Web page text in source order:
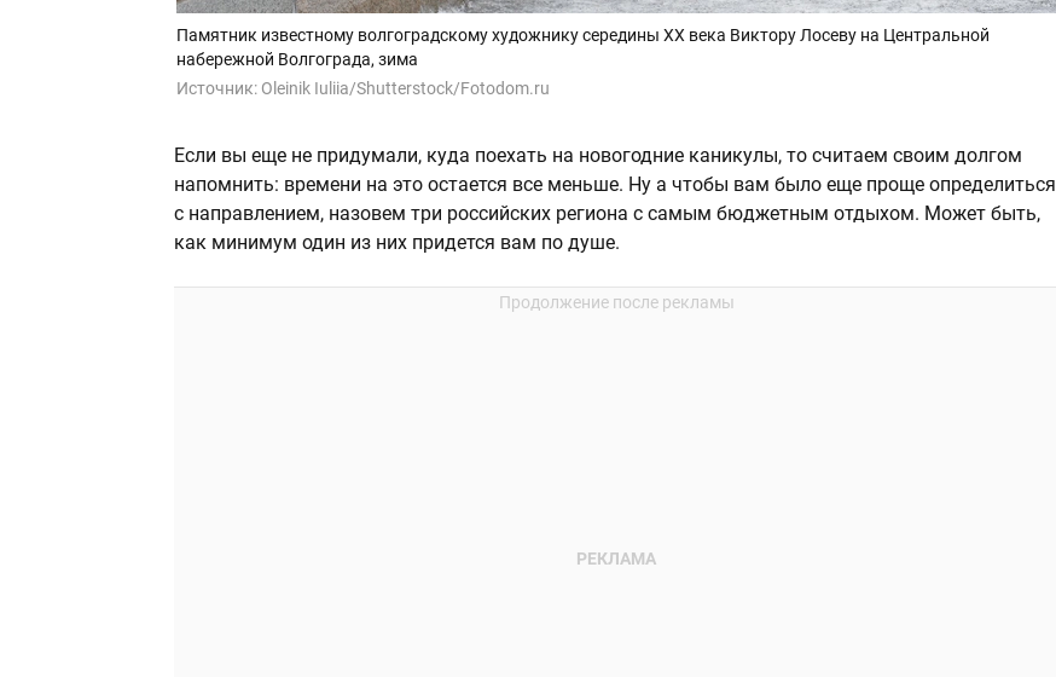
Памятник известному волгоградскому художнику середины XX века Виктору Лосеву на Центральной
набережной Волгограда, зима
Источник: Oleinik Iuliia/Shutterstock/Fotodom.ru
Если вы еще не придумали, куда поехать на новогодние каникулы, то считаем своим долгом
напомнить: времени на это остается все меньше. Ну а чтобы вам было еще проще определиться
с направлением, назовем три российских региона с самым бюджетным отдыхом. Может быть,
как минимум один из них придется вам по душе.